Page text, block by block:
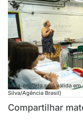
Meia-entrada será válida
Silva/Agência Brasil)
Compartilhar